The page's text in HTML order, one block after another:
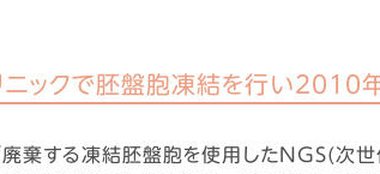
ニックで胚盤胞凍結を行い2010
廃棄する凍結胚盤胞を使用したNGS(次